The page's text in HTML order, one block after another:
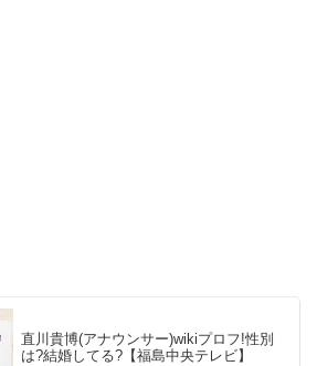
直川貴博(アナウンサー)wikiプロフ!性別
は?結婚してる?【福島中央テレビ】